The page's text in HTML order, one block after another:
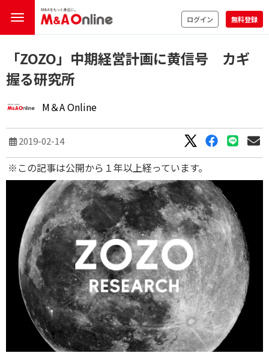
ログイン 無料登録
「ZOZO」中期経営計画に黄信号 カギ
握る研究所
M＆A Online
2019-02-14
※この記事は公開から１年以上経っています。